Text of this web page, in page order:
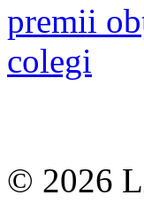
premii
colegi
© 2026